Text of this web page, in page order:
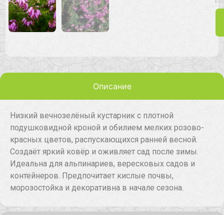
Описание
Низкий вечнозелёный кустарник с плотной
подушковидной кроной и обилием мелких розово-
красных цветов, распускающихся ранней весной.
Создаёт яркий ковёр и оживляет сад после зимы.
Идеальна для альпинариев, вересковых садов и
контейнеров. Предпочитает кислые почвы,
морозостойка и декоративна в начале сезона.